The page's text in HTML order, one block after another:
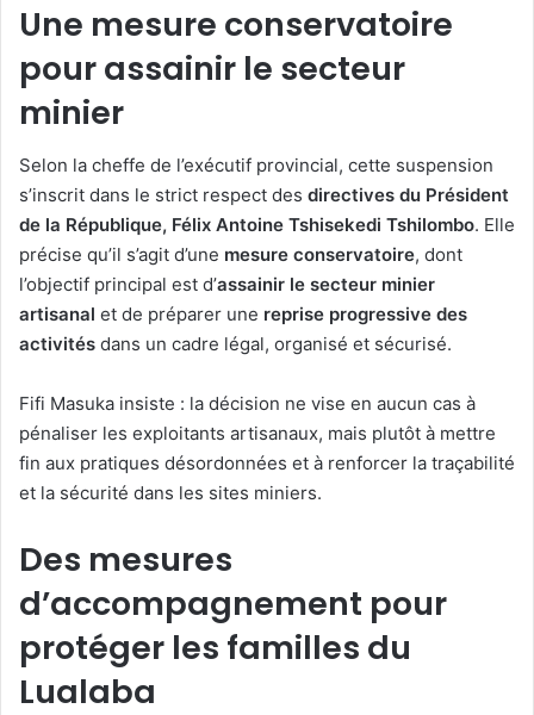
Une mesure conservatoire
pour assainir le secteur
minier
Selon la cheffe de l’exécutif provincial, cette suspension
s’inscrit dans le strict respect des directives du Président
de la République, Félix Antoine Tshisekedi Tshilombo. Elle
précise qu’il s’agit d’une mesure conservatoire, dont
l’objectif principal est d’assainir le secteur minier
artisanal et de préparer une reprise progressive des
activités dans un cadre légal, organisé et sécurisé.
Fifi Masuka insiste : la décision ne vise en aucun cas à
pénaliser les exploitants artisanaux, mais plutôt à mettre
fin aux pratiques désordonnées et à renforcer la traçabilité
et la sécurité dans les sites miniers.
Des mesures
d’accompagnement pour
protéger les familles du
Lualaba